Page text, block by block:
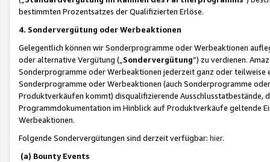
bestimmten Prozentsatzes der Qualifizierten Erlöse.
4. Sondervergütung oder Werbeaktionen
Gelegentlich können wir Sonderprogramme oder Werbeaktionen
oder alternative Vergütung („ Sondervergütung”) zu verdienen.
Sonderprogramme oder Werbeaktionen jederzeit ganz oder
Sonderprogramme oder Werbeaktionen (auch Sonderprogramme
Produktverkäufen kommt) disqualifizierende Ausschlusstatbestände,
Programmdokumentation im Hinblick auf Produktverkäufe geltende
Werbeaktionen.
Folgende Sondervergütungen sind derzeit verfügbar: hier.
(a) Bounty Events